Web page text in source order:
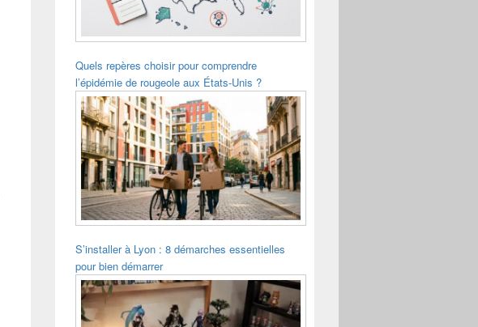
Quels repères choisir pour comprendre
l’épidémie de rougeole aux États-Unis ?
S’installer à Lyon : 8 démarches essentielles
pour bien démarrer